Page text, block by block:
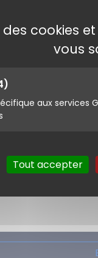
des cookies
vous
aux services
Tout accepter